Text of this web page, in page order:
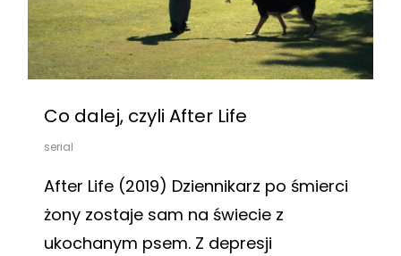
Co dalej, czyli After Life
serial
After Life (2019) Dziennikarz po śmierci
żony zostaje sam na świecie z
ukochanym psem. Z depresji